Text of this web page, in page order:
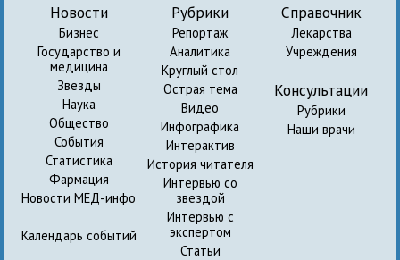
Новости
Бизнес
Государство и
медицина
Звезды
Наука
Общество
События
Статистика
Фармация
Новости МЕД-инфо
Календарь событий
Рубрики
Репортаж
Аналитика
Круглый стол
Острая тема
Видео
Инфографика
Интерактив
История читателя
Интервью со
звездой
Интервью с
экспертом
Статьи
Справочник
Лекарства
Учреждения
Консультации
Рубрики
Наши врачи